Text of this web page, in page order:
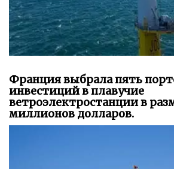
Франция выбрала пять
инвестиций в плавучие
ветроэлектростанции в
миллионов долларов.